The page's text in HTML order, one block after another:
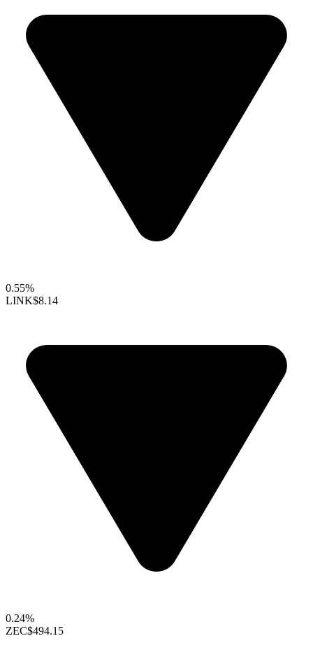
0.55%
LINK$8.14
0.24%
ZEC$494.15